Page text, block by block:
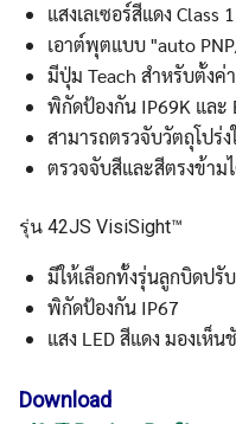
แสงเลเซอร์สีแดง Class
เอาต์พุตแบบ "auto
มีปุ่ม Teach สำหรับตั้งค่
พิกัดป้องกัน IP69K และ
สามารถตรวจับวัตถุโปร่ง
ตรวจจับสีและสีตรงข้าม
รุ่น 42JS VisiSight™
มีให้เลือกทั้งรุ่นลูกบิดปรั
พิกัดป้องกัน IP67
แสง LED สีแดง มองเห็
Download